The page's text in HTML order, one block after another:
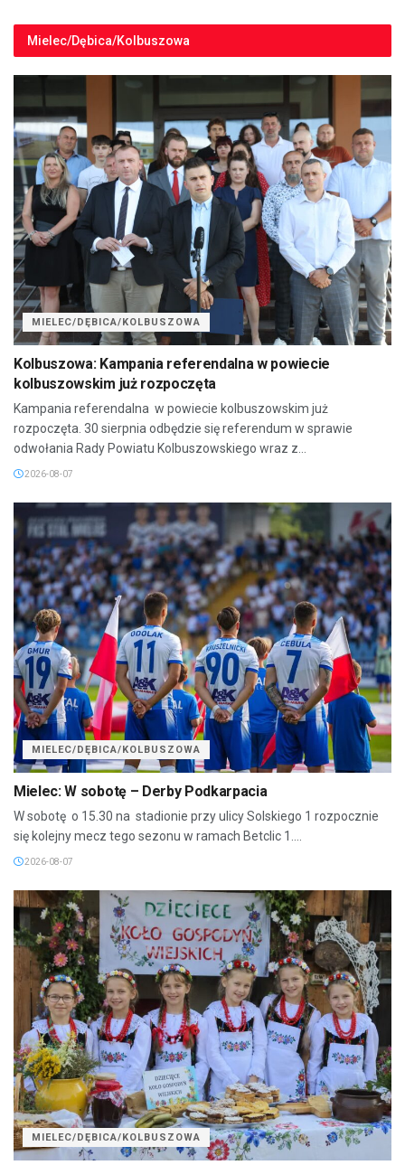
Mielec/Dębica/Kolbuszowa
MIELEC/DĘBICA/KOLBUSZOWA
Kolbuszowa: Kampania referendalna w powiecie
kolbuszowskim już rozpoczęta
Kampania referendalna w powiecie kolbuszowskim już
rozpoczęta. 30 sierpnia odbędzie się referendum w sprawie
odwołania Rady Powiatu Kolbuszowskiego wraz z...
2026-08-07
MIELEC/DĘBICA/KOLBUSZOWA
Mielec: W sobotę – Derby Podkarpacia
W sobotę o 15.30 na stadionie przy ulicy Solskiego 1 rozpocznie
się kolejny mecz tego sezonu w ramach Betclic 1....
2026-08-07
MIELEC/DĘBICA/KOLBUSZOWA